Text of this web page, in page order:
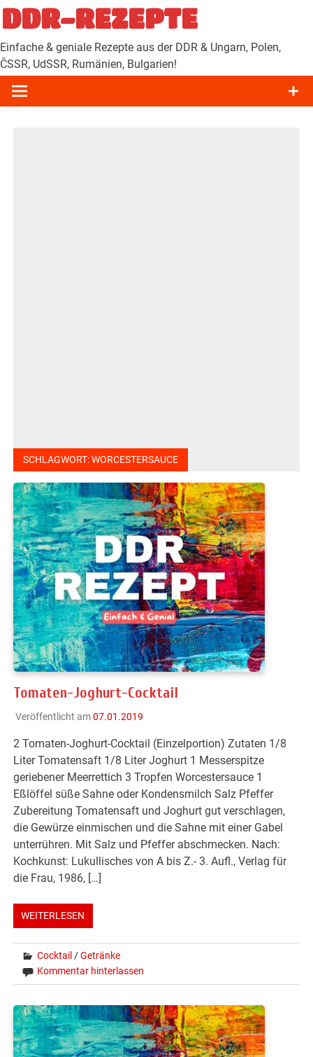
Zum
Inhalt
springen
DDR-REZEPTE
Einfache & geniale Rezepte aus der DDR & Ungarn, Polen,
ČSSR, UdSSR, Rumänien, Bulgarien!
SCHLAGWORT:WORCESTERSAUCE
Tomaten-Joghurt-Cocktail
Veröffentlicht am07.01.2019
2 Tomaten-Joghurt-Cocktail (Einzelportion) Zutaten 1/8
Liter Tomatensaft 1/8 Liter Joghurt 1 Messerspitze
geriebener Meerrettich 3 Tropfen Worcestersauce 1
Eßlöffel süße Sahne oder Kondensmilch Salz Pfeffer
Zubereitung Tomatensaft und Joghurt gut verschlagen,
die Gewürze einmischen und die Sahne mit einer Gabel
unterrühren. Mit Salz und Pfeffer abschmecken. Nach:
Kochkunst: Lukullisches von A bis Z.- 3. Aufl., Verlag für
die Frau, 1986, […]
WEITERLESEN
Cocktail /Getränke
Kommentar hinterlassen